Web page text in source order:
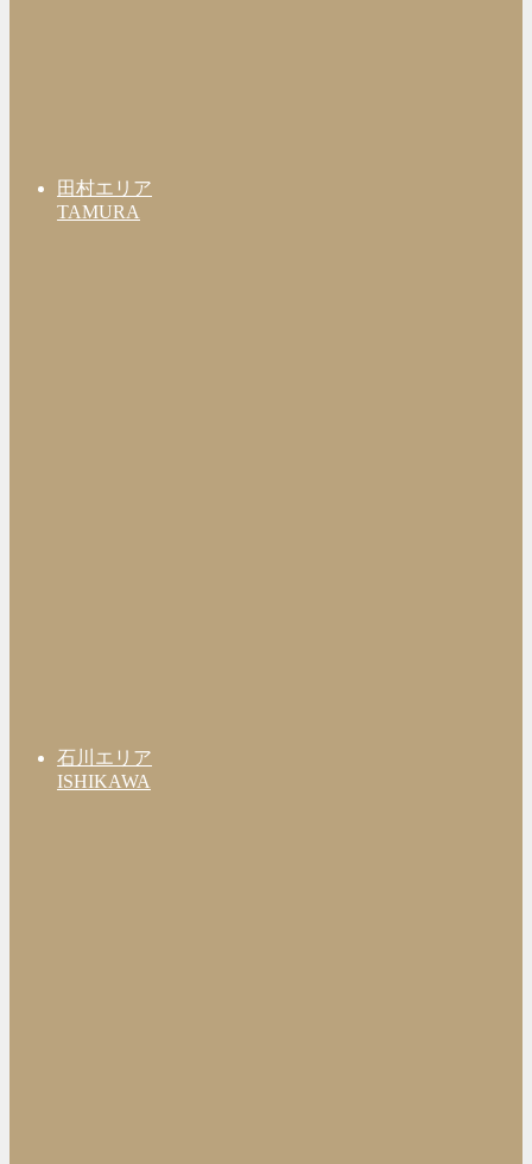
田村エリア
TAMURA
石川エリア
ISHIKAWA